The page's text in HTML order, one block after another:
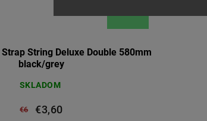
String Deluxe Double 580mm
black/grey
SKLADOM
€6 €3,60